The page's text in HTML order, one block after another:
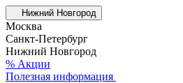
Нижний Новгород
Москва
Санкт-Петербург
Нижний Новгород
% Акции
Полезная информация